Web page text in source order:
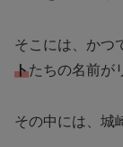
そこには、かつ
トたちの名前が
その中には、城